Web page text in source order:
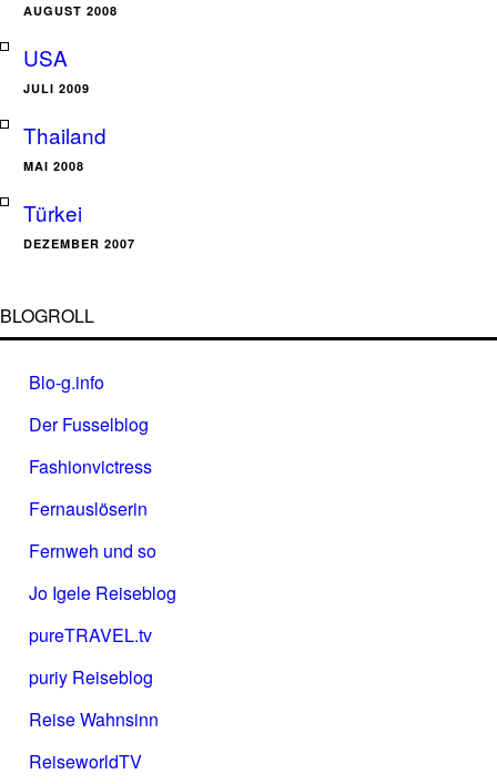
AUGUST 2008
USA
JULI 2009
Thailand
MAI 2008
Türkei
DEZEMBER 2007
BLOGROLL
Blo-g.info
Der Fusselblog
Fashionvictress
Fernauslöserin
Fernweh und so
Jo Igele Reiseblog
pureTRAVEL.tv
puriy Reiseblog
Reise Wahnsinn
ReiseworldTV